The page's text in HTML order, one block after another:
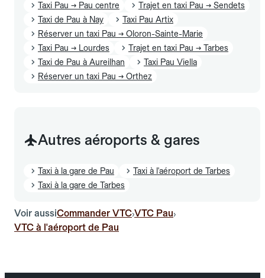
Taxi Pau → Pau centre
Trajet en taxi Pau → Sendets
Taxi de Pau à Nay
Taxi Pau Artix
Réserver un taxi Pau → Oloron-Sainte-Marie
Taxi Pau → Lourdes
Trajet en taxi Pau → Tarbes
Taxi de Pau à Aureilhan
Taxi Pau Viella
Réserver un taxi Pau → Orthez
Autres aéroports & gares
Taxi à la gare de Pau
Taxi à l'aéroport de Tarbes
Taxi à la gare de Tarbes
Voir aussiCommander VTC›VTC Pau›
VTC à l'aéroport de Pau